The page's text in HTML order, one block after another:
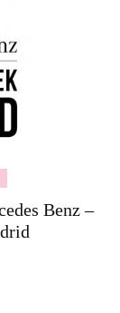
Benz –